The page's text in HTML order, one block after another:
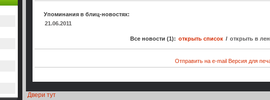
Упоминания в блиц-новостях:
21.06.2011
Все новости (1): открыть список / открыть в
Отправить на e-mail Версия для
Двери тут